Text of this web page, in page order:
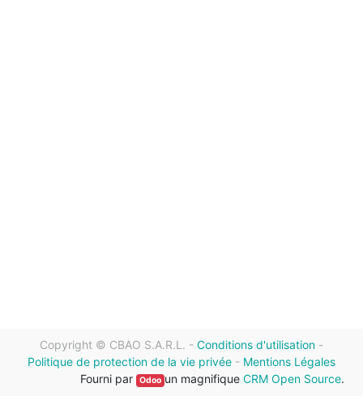
Copyright © CBAO S.A.R.L. - Conditions d'utilisation -
Politique de protection de la vie privée - Mentions Légales
Fourni par
Odoo un magnifique CRM Open Source.